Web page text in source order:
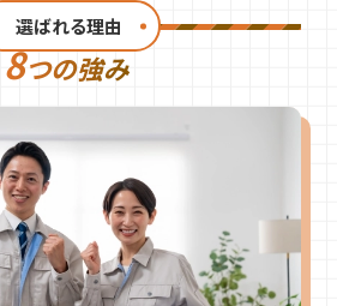
選ばれる理由
8つの強み